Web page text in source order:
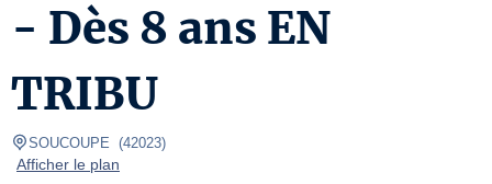
- Dès 8 ans EN
TRIBU
SOUCOUPE (42023)
Afficher le plan